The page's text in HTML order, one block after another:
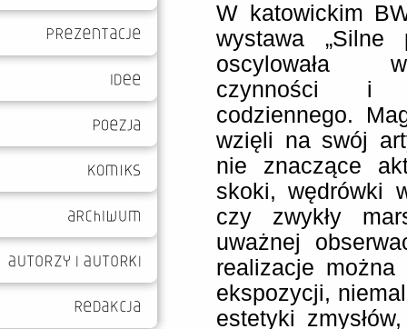
W katowickim
wystawa „Silne
oscylowała
czynności i
codziennego.
wzięli na swój
nie znaczące
skoki, wędrówki
czy zwykły
uważnej
realizacje można
ekspozycji,
estetyki